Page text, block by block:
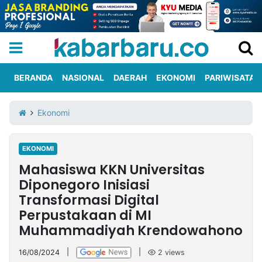
Iklan
Berita
Kami
Nasional
International
Olahraga
Entertainment
Daerah
Pariwisata
Kuliner
Kolom
Network
TREETAN
BERANDA NASIONAL DAERAH EKONOMI PARIWISATA
Ekonomi
EKONOMI
Mahasiswa KKN Universitas
Diponegoro Inisiasi
Transformasi Digital
Perpustakaan di MI
Muhammadiyah Krendowahono
16/08/2024 2 views